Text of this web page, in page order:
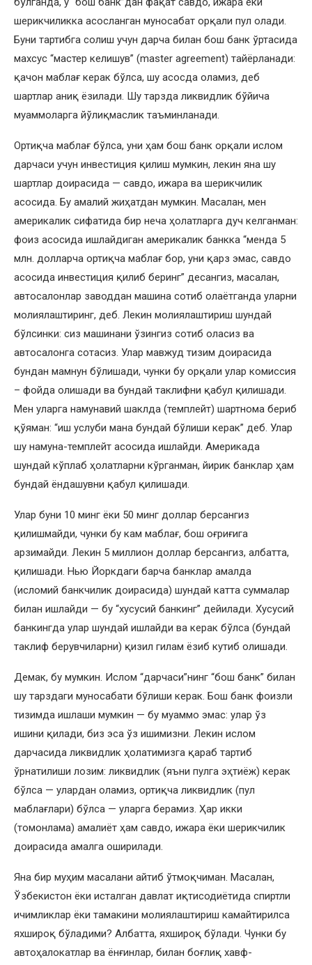
шерикчиликка асосланган муносабат орқали пул олади.
Буни тартибга солиш учун дарча билан бош банк ўртасида
махсус “мастер келишув” (master agreement) тайёрланади:
қачон маблағ керак бўлса, шу асосда оламиз, деб
шартлар аниқ ёзилади. Шу тарзда ликвидлик бўйича
муаммоларга йўлиқмаслик таъминланади.
Ортиқча маблағ бўлса, уни ҳам бош банк орқали ислом
дарчаси учун инвестиция қилиш мумкин, лекин яна шу
шартлар доирасида — савдо, ижара ва шерикчилик
асосида. Бу амалий жиҳатдан мумкин. Масалан, мен
америкалик сифатида бир неча ҳолатларга дуч келганман:
фоиз асосида ишлайдиган америкалик банкка “менда 5
млн. долларча ортиқча маблағ бор, уни қарз эмас, савдо
асосида инвестиция қилиб беринг” десангиз, масалан,
автосалонлар заводдан машина сотиб олаётганда уларни
молиялаштиринг, деб. Лекин молиялаштириш шундай
бўлсинки: сиз машинани ўзингиз сотиб оласиз ва
автосалонга сотасиз. Улар мавжуд тизим доирасида
бундан мамнун бўлишади, чунки бу орқали улар комиссия
– фойда олишади ва бундай таклифни қабул қилишади.
Мен уларга намунавий шаклда (темплейт) шартнома бериб
қўяман: “иш услуби мана бундай бўлиши керак” деб. Улар
шу намуна-темплейт асосида ишлайди. Америкада
шундай кўплаб ҳолатларни кўрганман, йирик банклар ҳам
бундай ёндашувни қабул қилишади.
Улар буни 10 минг ёки 50 минг доллар берсангиз
қилишмайди, чунки бу кам маблағ, бош оғриғига
арзимайди. Лекин 5 миллион доллар берсангиз, албатта,
қилишади. Нью Йоркдаги барча банклар амалда
(исломий банкчилик доирасида) шундай катта суммалар
билан ишлайди — бу “хусусий банкинг” дейилади. Хусусий
банкингда улар шундай ишлайди ва керак бўлса (бундай
таклиф берувчиларни) қизил гилам ёзиб кутиб олишади.
Демак, бу мумкин. Ислом “дарчаси”нинг “бош банк” билан
шу тарздаги муносабати бўлиши керак. Бош банк фоизли
тизимда ишлаши мумкин — бу муаммо эмас: улар ўз
ишини қилади, биз эса ўз ишимизни. Лекин ислом
дарчасида ликвидлик ҳолатимизга қараб тартиб
ўрнатилиши лозим: ликвидлик (яъни пулга эҳтиёж) керак
бўлса — улардан оламиз, ортиқча ликвидлик (пул
маблағлари) бўлса — уларга берамиз. Ҳар икки
(томонлама) амалиёт ҳам савдо, ижара ёки шерикчилик
доирасида амалга оширилади.
Яна бир муҳим масалани айтиб ўтмоқчиман. Масалан,
Ўзбекистон ёки исталган давлат иқтисодиётида спиртли
ичимликлар ёки тамакини молиялаштириш камайтирилса
яхшироқ бўладими? Албатта, яхшироқ бўлади. Чунки бу
автоҳалокатлар ва ёнғинлар, билан боғлиқ хавф-